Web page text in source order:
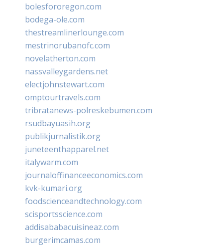
bolesfororegon.com
bodega-ole.com
thestreamlinerlounge.com
mestrinorubanofc.com
novelatherton.com
nassvalleygardens.net
electjohnstewart.com
omptourtravels.com
tribratanews-polreskebumen.com
rsudbayuasih.org
publikjurnalistik.org
juneteenthapparel.net
italywarm.com
journaloffinanceeconomics.com
kvk-kumari.org
foodscienceandtechnology.com
scisportsscience.com
addisababacuisineaz.com
burgerimcamas.com